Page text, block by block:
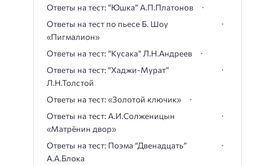
Ответы на тест: “Юшка” А.П.Платонов
Ответы на тест по пьесе Б. Шоу
«Пигмалион»
Ответы на тест: “Кусака” Л.Н.Андреев
Ответы на тест: “Хаджи-Мурат”
Л.Н.Толстой
Ответы на тест: «Золотой ключик»
Ответы на тест: А.И.Солженицын
«Матрёнин двор»
Ответы на тест: Поэма “Двенадцать”
А.А.Блока